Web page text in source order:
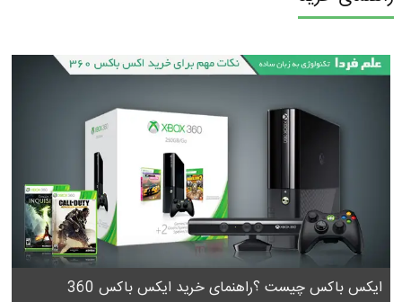
ایکس باکس چیست ؟راهنمای خرید ایکس باکس 360